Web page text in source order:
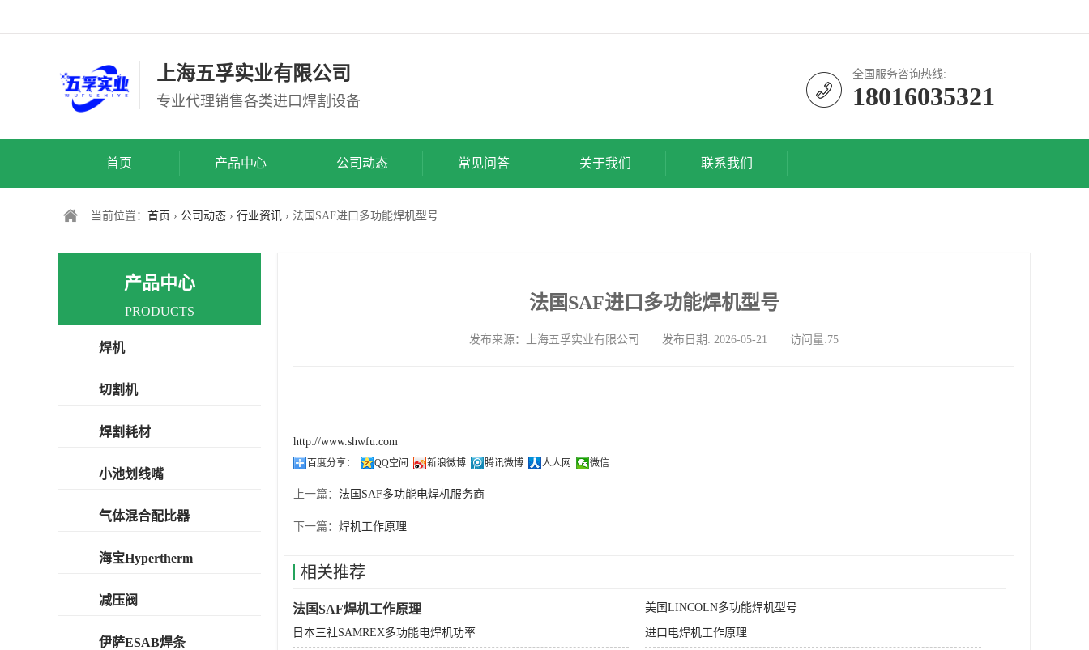
上海五孚实业有限公司
专业代理销售各类进口焊割设备
全国服务咨询热线:
18016035321
首页 产品中心 公司动态 常见问答 关于我们 联系我们
当前位置： 首页 › 公司动态 › 行业资讯 › 法国SAF进口多功能焊机型号
法国SAF进口多功能焊机型号
发布来源：上海五孚实业有限公司 发布日期: 2026-05-21 访问量:75
http://www.shwfu.com
百度分享： QQ空间 新浪微博 腾讯微博 人人网 微信
上一篇： 法国SAF多功能电焊机服务商
下一篇： 焊机工作原理
相关推荐
法国SAF焊机工作原理 美国LINCOLN多功能焊机型号
日本三社SAMREX多功能电焊机功率 进口电焊机工作原理
产品中心
PRODUCTS
焊机
切割机
焊割耗材
小池划线嘴
气体混合配比器
海宝Hypertherm
减压阀
伊萨ESAB焊条